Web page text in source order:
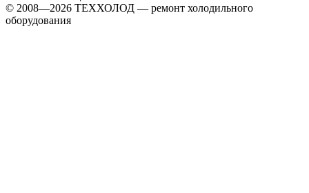
© 2008—2026 ТЕХХОЛОД — ремонт холодильного
оборудования